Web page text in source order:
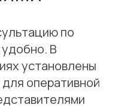
по
В
установлены
оперативной